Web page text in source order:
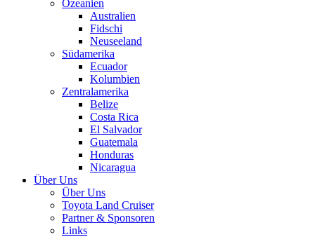
Ozeanien
Australien
Fidschi
Neuseeland
Südamerika
Ecuador
Kolumbien
Zentralamerika
Belize
Costa Rica
El Salvador
Guatemala
Honduras
Nicaragua
Über Uns
Über Uns
Toyota Land Cruiser
Partner & Sponsoren
Links